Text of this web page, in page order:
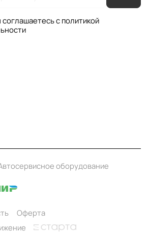
с политикой
оборудование
Оферта